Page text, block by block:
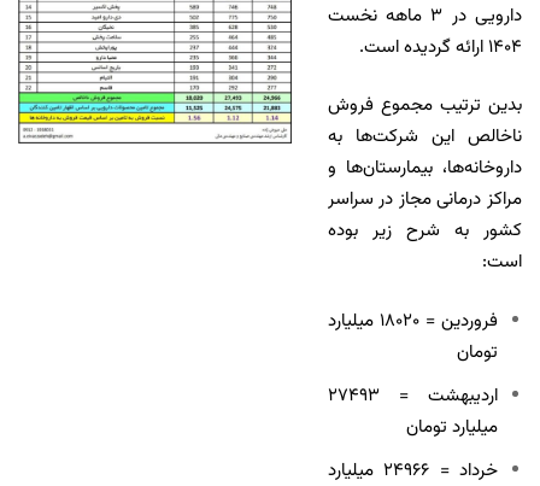
دارویی در ۳ ماهه نخست
۱۴۰۴ ارائه گردیده است.
بدین ترتیب مجموع فروش
ناخالص این شرکت‌ها به
داروخانه‌ها، بیمارستان‌ها و
مراکز درمانی مجاز در سراسر
کشور به شرح زیر بوده
است:
فروردین = ۱۸۰۲۰ میلیارد
تومان
اردیبهشت = ۲۷۴۹۳
میلیارد تومان
خرداد = ۲۴۹۶۶ میلیارد